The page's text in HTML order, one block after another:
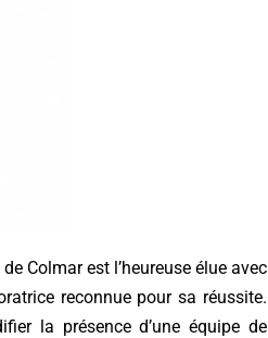
Colmar est l’heureuse élue avec
reconnue pour sa réussite.
la présence d’une équipe de